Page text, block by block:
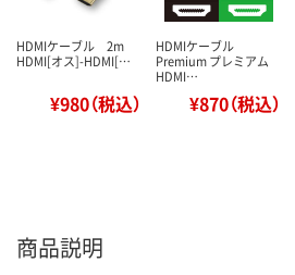
HDMIケーブル 2m
HDMI[オス]-HDMI[…
¥980（税込）
HDMIケーブル
Premium プレミアム
HDMI…
¥870（税込）
商品説明